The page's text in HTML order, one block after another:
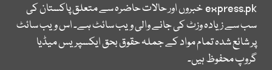
express.pkخبروں اور حالات حاضرہ سے متعلق پاکستان کی
سب سے زیادہ وزٹ کی جانے والی ویب سائٹ ہے۔ اس ویب سائٹ
پر شائع شدہ تمام مواد کے جملہ حقوق بحق ایکسپریس میڈیا
گروپ محفوظ ہیں۔